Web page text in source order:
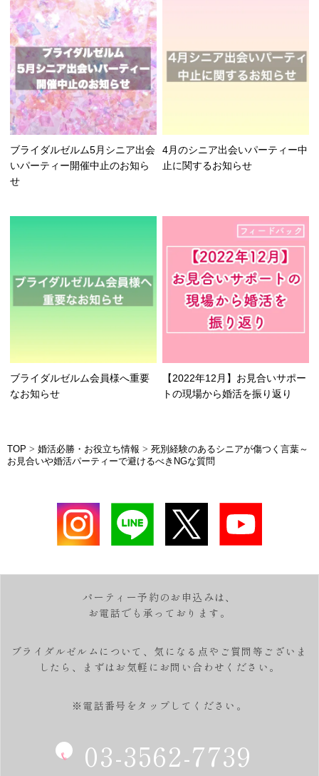
ブライダルゼルム5月シニア出会
いパーティー開催中止のお知ら
せ
4月のシニア出会いパーティー中
止に関するお知らせ
ブライダルゼルム会員様へ重要
なお知らせ
【2022年12月】お見合いサポー
トの現場から婚活を振り返り
TOP > 婚活必勝・お役立ち情報 > 死別経験のあるシニアが傷つく言葉～
お見合いや婚活パーティーで避けるべきNGな質問
パーティー予約のお申込みは、
お電話でも承っております。
ブライダルゼルムについて、気になる点やご質問等ございま
したら、
まずはお気軽にお問い合わせください。
※電話番号をタップしてください。
03-3562-7739